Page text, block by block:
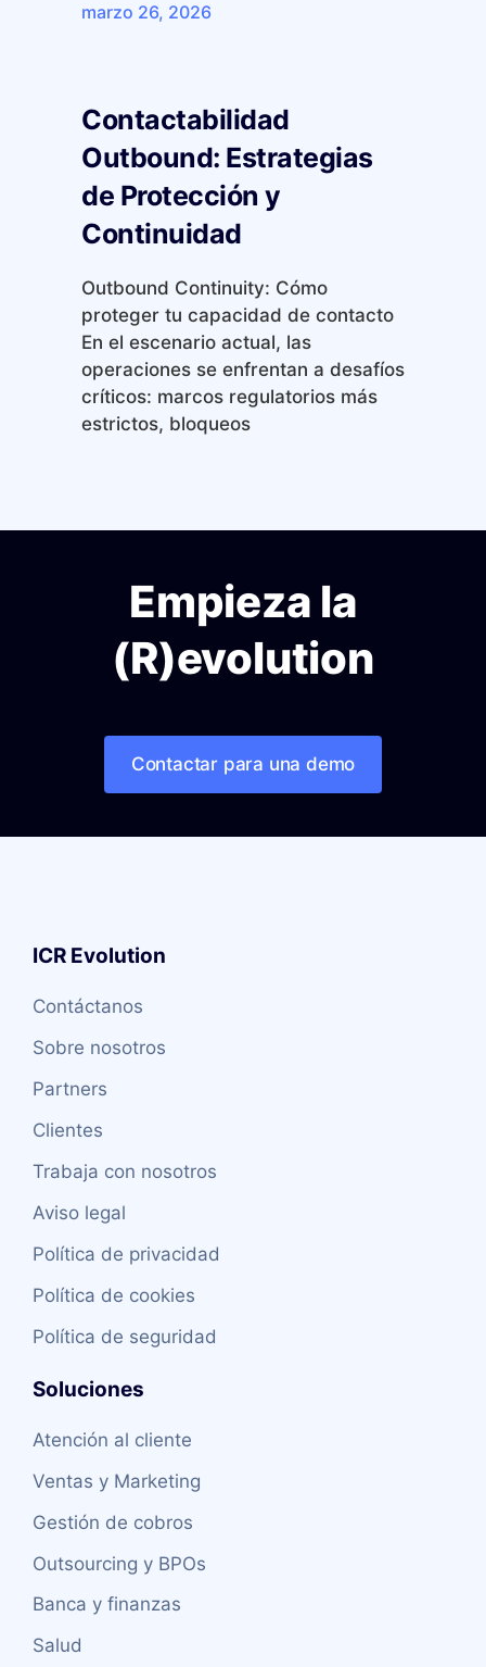
marzo 26, 2026
Contactabilidad
Outbound: Estrategias
de Protección y
Continuidad
Outbound Continuity: Cómo
proteger tu capacidad de contacto
En el escenario actual, las
operaciones se enfrentan a desafíos
críticos: marcos regulatorios más
estrictos, bloqueos
Empieza la
(R)evolution
Contactar para una demo
ICR Evolution
Contáctanos
Sobre nosotros
Partners
Clientes
Trabaja con nosotros
Aviso legal
Política de privacidad
Política de cookies
Política de seguridad
Soluciones
Atención al cliente
Ventas y Marketing
Gestión de cobros
Outsourcing y BPOs
Banca y finanzas
Salud